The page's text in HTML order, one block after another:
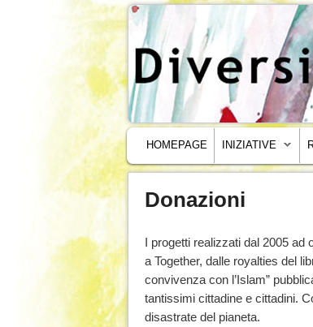
MENU PRINCIPALE
VAI AL CONTENUTO
VAI AL CONTENUTO
HOMEPAGE INIZIATIVE
Donazioni
I progetti realizzati dal 2005 ad
a Together, dalle royalties del
convivenza con l’Islam”
tantissimi cittadine e cittadini.
disastrate del pianeta.